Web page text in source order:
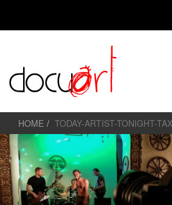
HOME TODAY-ARTIST-TONIGHT-